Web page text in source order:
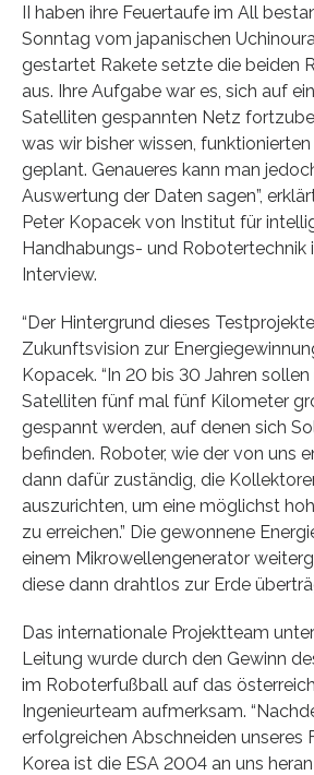
II haben ihre Feuertaufe im All
Sonntag vom japanischen
gestartet Rakete setzte die beiden
aus. Ihre Aufgabe war es, sich auf
Satelliten gespannten Netz
was wir bisher wissen,
geplant. Genaueres kann man
Auswertung der Daten sagen”,
Peter Kopacek von Institut für
Handhabungs- und Robotertechnik
Interview.
“Der Hintergrund dieses
Zukunftsvision zur
Kopacek. “In 20 bis 30 Jahren
Satelliten fünf mal fünf Kilometer
gespannt werden, auf denen sich
befinden. Roboter, wie der von uns
dann dafür zuständig, die
auszurichten, um eine möglichst
zu erreichen.” Die gewonnene
einem Mikrowellengenerator
diese dann drahtlos zur Erde
Das internationale Projektteam
Leitung wurde durch den Gewinn
im Roboterfußball auf das
Ingenieurteam aufmerksam.
erfolgreichen Abschneiden unseres
Korea ist die ESA 2004 an uns